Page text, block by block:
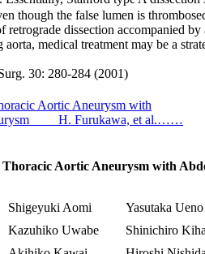
though the false lumen is
retrograde dissection accompanied by
aorta, medical treatment may be a
30: 280-284 (2001)
Aortic Aneurysm with
H. Furukawa, et al.……
Aortic Aneurysm with
Shigeyuki Aomi
Yasutaka Ueno
Kazuhiko Uwabe
Shinichiro